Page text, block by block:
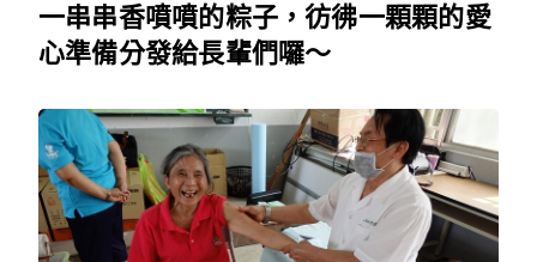
一串串香噴噴的粽子，彷彿一顆顆的愛
心準備分發給長輩們囉～